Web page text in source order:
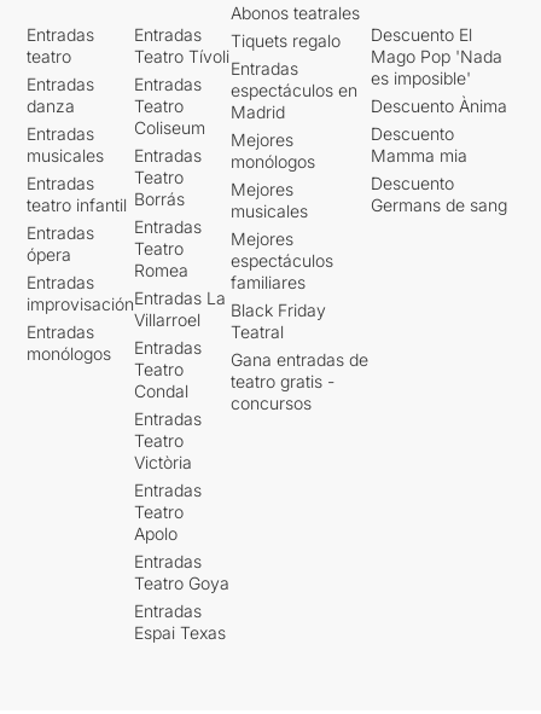
Entradas
teatro
Entradas
danza
Entradas
musicales
Entradas
teatro infantil
Entradas
ópera
Entradas
improvisación
Entradas
monólogos
Entradas
Teatro Tívoli
Entradas
Teatro
Coliseum
Entradas
Teatro
Borrás
Entradas
Teatro
Romea
Entradas La
Villarroel
Entradas
Teatro
Condal
Entradas
Teatro
Victòria
Entradas
Teatro
Apolo
Entradas
Teatro Goya
Entradas
Espai Texas
Abonos teatrales
Tiquets regalo
Entradas
espectáculos en
Madrid
Mejores
monólogos
Mejores
musicales
Mejores
espectáculos
familiares
Black Friday
Teatral
Gana entradas de
teatro gratis -
concursos
Descuento El
Mago Pop 'Nada
es imposible'
Descuento Ànima
Descuento
Mamma mia
Descuento
Germans de sang